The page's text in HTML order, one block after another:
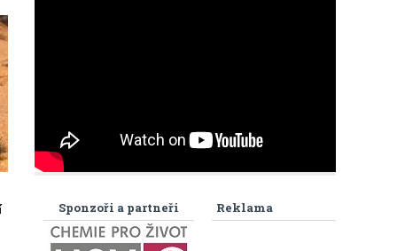
Reklama
Sponzoři a partneři